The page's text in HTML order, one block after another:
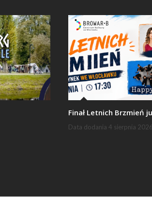
Finał Letnich Brzmień
Data dodania 4 sierpnia 2026